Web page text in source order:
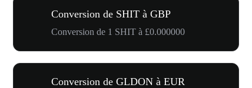
Conversion de SHIT à GBP
Conversion de 1 SHIT à £0.000000
Conversion de GLDON à EUR